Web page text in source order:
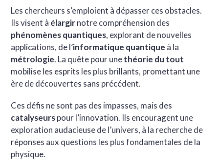
Les chercheurs s’emploient à dépasser ces obstacles.
Ils visent à élargirnotre compréhension des
phénomènes quantiques, explorant de nouvelles
applications, de l’informatique quantique à la
métrologie. La quête pour unethéorie du tout
mobilise les esprits les plus brillants, promettant une
ère de découvertes sans précédent.
Ces défis ne sont pas des impasses, mais des
catalyseurspour l’innovation. Ils encouragent une
exploration audacieuse de l’univers, à la recherche de
réponses aux questions les plus fondamentales de la
physique.